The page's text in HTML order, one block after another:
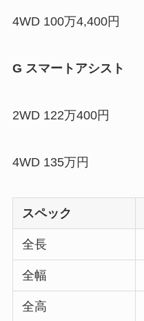
4WD 100万4,400円
G スマートアシスト
2WD 122万400円
4WD 135万円
スペック
全長
全幅
全高